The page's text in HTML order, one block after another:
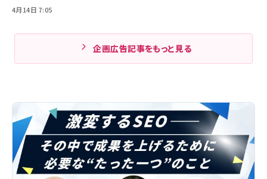
4月14日 7:05
企画広告記事をもっと見る